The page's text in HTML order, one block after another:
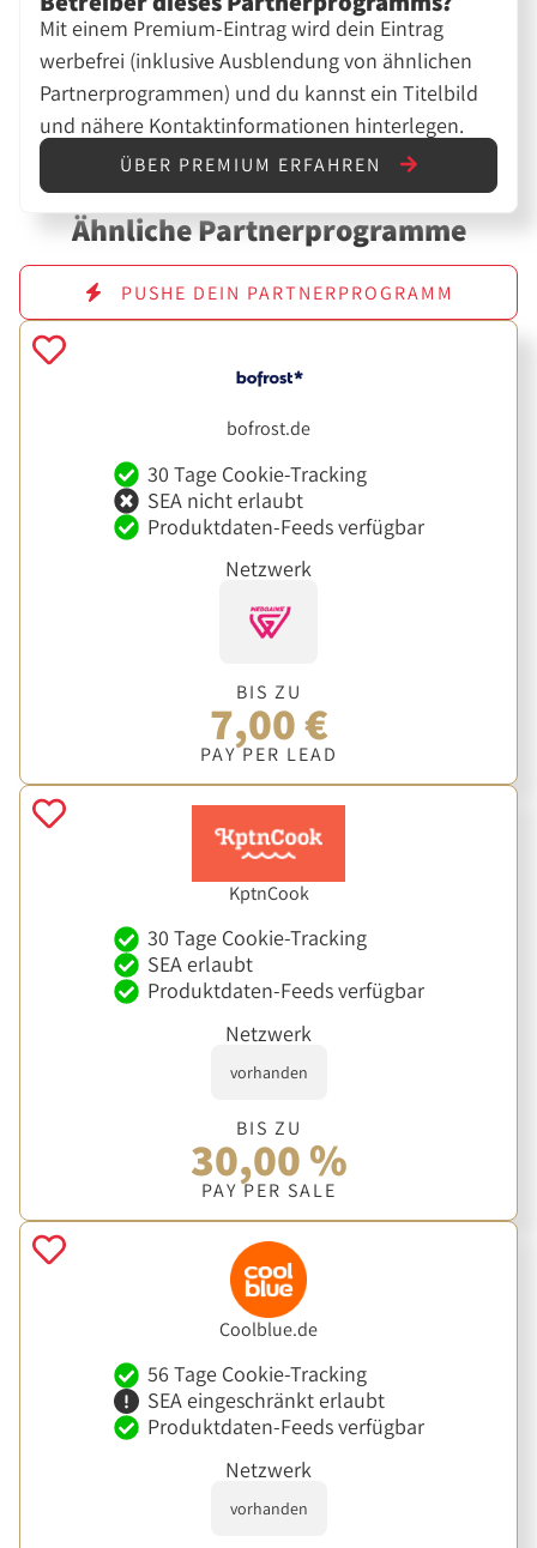
Mit einem Premium-Eintrag wird dein Eintrag
werbefrei (inklusive Ausblendung von ähnlichen
Partnerprogrammen) und du kannst ein Titelbild
und nähere Kontaktinformationen hinterlegen.
ÜBER PREMIUM ERFAHREN
Ähnliche Partnerprogramme
PUSHE DEIN PARTNERPROGRAMM
bofrost.de
30 Tage Cookie-Tracking
SEA nicht erlaubt
Produktdaten-Feeds verfügbar
Netzwerk
BIS ZU
7,00 €
PAY PER LEAD
KptnCook
30 Tage Cookie-Tracking
SEA erlaubt
Produktdaten-Feeds verfügbar
Netzwerk
vorhanden
BIS ZU
30,00 %
PAY PER SALE
Coolblue.de
56 Tage Cookie-Tracking
SEA eingeschränkt erlaubt
Produktdaten-Feeds verfügbar
Netzwerk
vorhanden